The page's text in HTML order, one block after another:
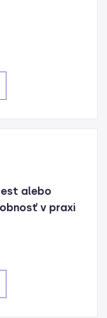
alebo
v praxi